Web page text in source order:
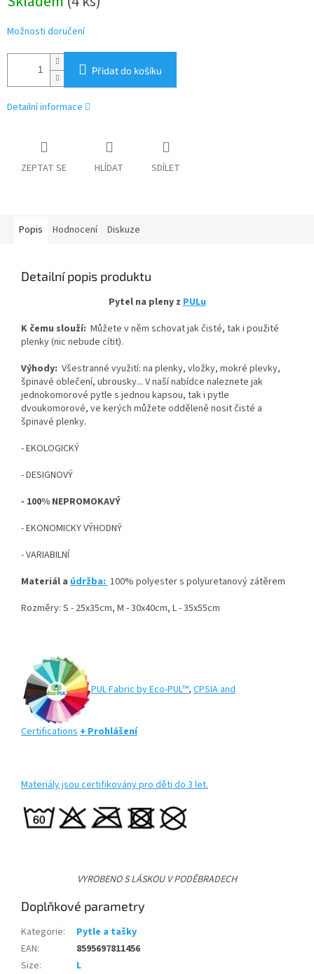
cena:
Možnosti doručení
Přidat do košíku
Detailní informace
ZEPTAT SE HLÍDAT SDÍLET
Popis Hodnocení Diskuze
Detailní popis produktu
Pytel na pleny zPULu
K čemu slouží: Můžete v něm schovat jak čisté, tak i použité
plenky (nic nebude cítit).
Výhody: Všestranné využití: na plenky, vložky, mokré plevky,
špinavé oblečení, ubrousky... V naší nabídce naleznete jak
jednokomorové pytle s jednou kapsou, tak i pytle
dvoukomorové, ve kerých můžete odděleně nosit čisté a
špinavé plenky.
- EKOLOGICKÝ
- DESIGNOVÝ
- 100% NEPROMOKAVÝ
- EKONOMICKY VÝHODNÝ
- VARIABILNÍ
Materiál a údržba:100% polyester s polyuretanový zátěrem
Rozměry: S - 25x35cm, M - 30x40cm, L - 35x55cm
PUL Fabric by Eco-PUL™, CPSIA and
Certifications+ Prohlášení
Materiály jsou certifikovány pro děti do 3 let.
VYROBENO S LÁSKOU V PODĚBRADECH
Doplňkové parametry
Kategorie:
Pytle a tašky
EAN:
8595697811456
Size:
L